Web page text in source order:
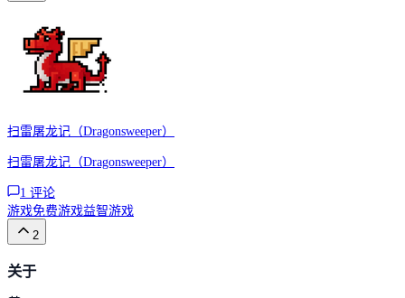
扫雷屠龙记（Dragonsweeper）
扫雷屠龙记（Dragonsweeper）
1 评论
游戏免费游戏益智游戏
2
关于